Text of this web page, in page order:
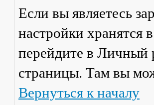
Если вы являетесь
настройки хранятся
перейдите в Личный
страницы. Там вы
Вернуться к началу